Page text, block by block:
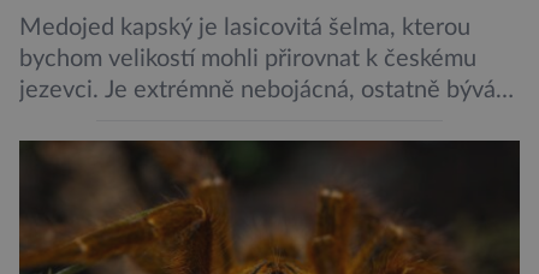
Medojed kapský je lasicovitá šelma, kterou
bychom velikostí mohli přirovnat k českému
jezevci. Je extrémně nebojácná, ostatně bývá
této souvislosti je dokonce zapsána do
Guinnessovy knihy rekordů. Navzdory svému
názvu nežije pouze v jižní Africe, ale domovem
je mu valná část černého kontinentu a